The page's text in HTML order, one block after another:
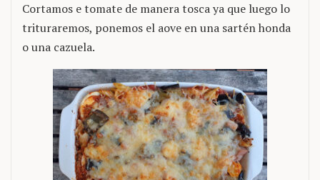
Cortamos e tomate de manera tosca ya que luego lo
trituraremos, ponemos el aove en una sartén honda
o una cazuela.